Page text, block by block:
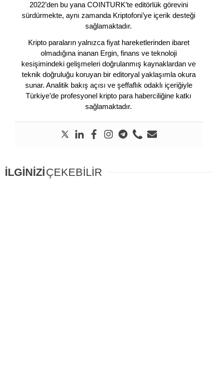
2022’den bu yana COINTURK’te editörlük görevini
sürdürmekte, aynı zamanda Kriptofoni’ye içerik desteği
sağlamaktadır.
Kripto paraların yalnızca fiyat hareketlerinden ibaret
olmadığına inanan Ergin, finans ve teknoloji
kesişimindeki gelişmeleri doğrulanmış kaynaklardan ve
teknik doğruluğu koruyan bir editoryal yaklaşımla okura
sunar. Analitik bakış açısı ve şeffaflık odaklı içeriğiyle
Türkiye’de profesyonel kripto para haberciliğine katkı
sağlamaktadır.
İLGİNİZİÇEKEBİLİR